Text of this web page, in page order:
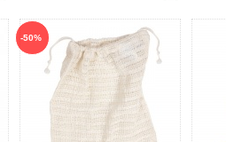
-50%